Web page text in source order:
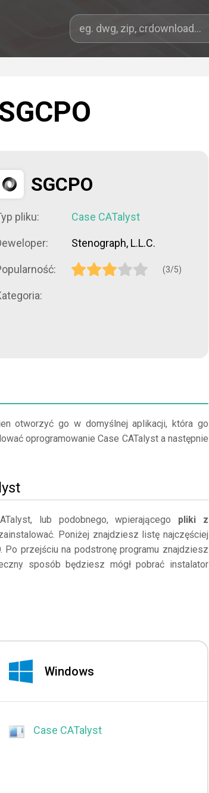
SGCPO
pliku: Case CATalyst
Stenograph, L.L.C.
(3/5)
otworzyć go w domyślnej aplikacji, która go
oprogramowanie Case CATalyst a następnie
lub podobnego, wpierającego pliki z
Poniżej znajdziesz listę najczęściej
Po przejściu na podstronę programu znajdziesz
sposób będziesz mógł pobrać instalator
Windows
Case CATalyst